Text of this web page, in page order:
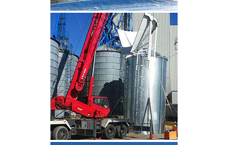
CLIQUEZ POUR AGRANDIR
CLIQUEZ POUR AGRANDIR